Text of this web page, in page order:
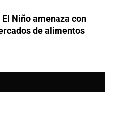
Niño amenaza con
de alimentos